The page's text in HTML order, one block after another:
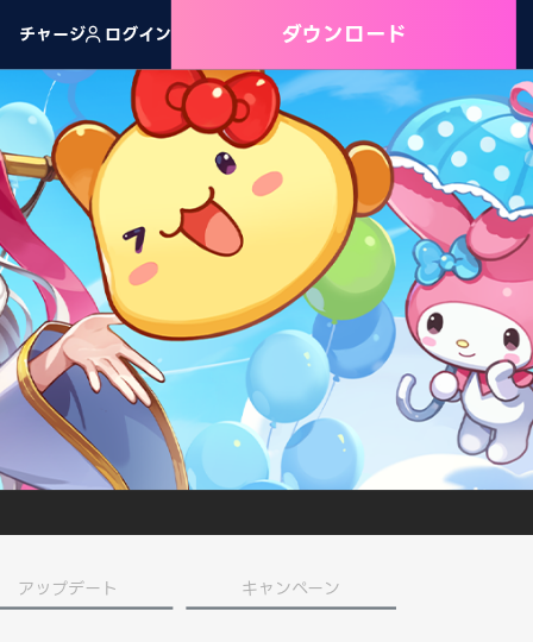
チャージ ログイン ダウンロード
アップデート キャンペーン